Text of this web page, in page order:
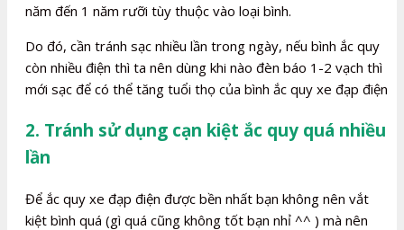
năm đến 1 năm rưỡi tùy thuộc vào loại bình.
Do đó, cần tránh sạc nhiều lần trong ngày, nếu bình ắc quy
còn nhiều điện thì ta nên dùng khi nào đèn báo 1-2 vạch thì
mới sạc để có thể tăng tuổi thọ của bình ắc quy xe đạp điện
2. Tránh sử dụng cạn kiệt ắc quy quá nhiều
lần
Để ắc quy xe đạp điện được bền nhất bạn không nên vắt
kiệt bình quá (gì quá cũng không tốt bạn nhỉ ^^ ) mà nên